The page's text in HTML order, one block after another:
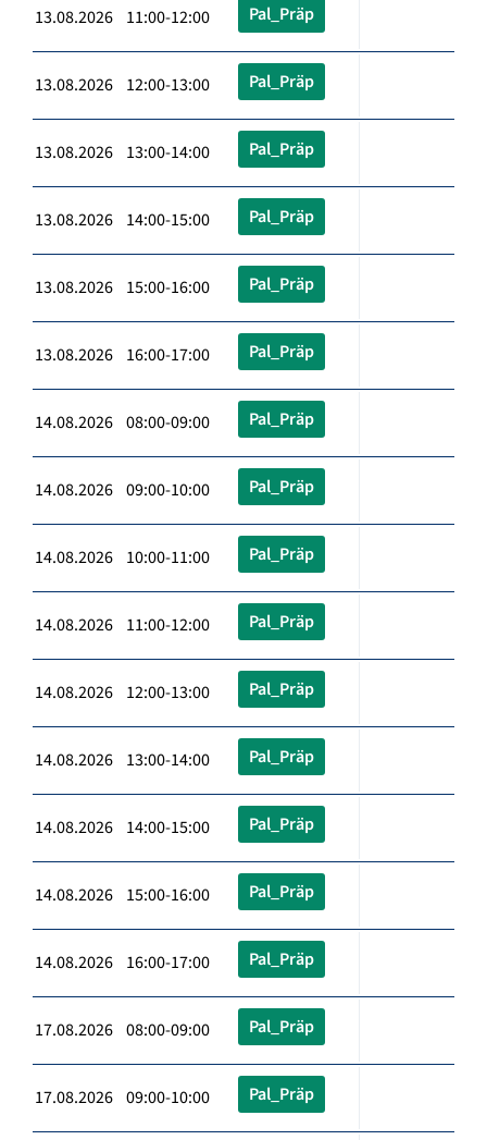
13.08.2026 11:00-12:00 Pal_Präp
13.08.2026 12:00-13:00 Pal_Präp
13.08.2026 13:00-14:00 Pal_Präp
13.08.2026 14:00-15:00 Pal_Präp
13.08.2026 15:00-16:00 Pal_Präp
13.08.2026 16:00-17:00 Pal_Präp
14.08.2026 08:00-09:00 Pal_Präp
14.08.2026 09:00-10:00 Pal_Präp
14.08.2026 10:00-11:00 Pal_Präp
14.08.2026 11:00-12:00 Pal_Präp
14.08.2026 12:00-13:00 Pal_Präp
14.08.2026 13:00-14:00 Pal_Präp
14.08.2026 14:00-15:00 Pal_Präp
14.08.2026 15:00-16:00 Pal_Präp
14.08.2026 16:00-17:00 Pal_Präp
17.08.2026 08:00-09:00 Pal_Präp
17.08.2026 09:00-10:00 Pal_Präp